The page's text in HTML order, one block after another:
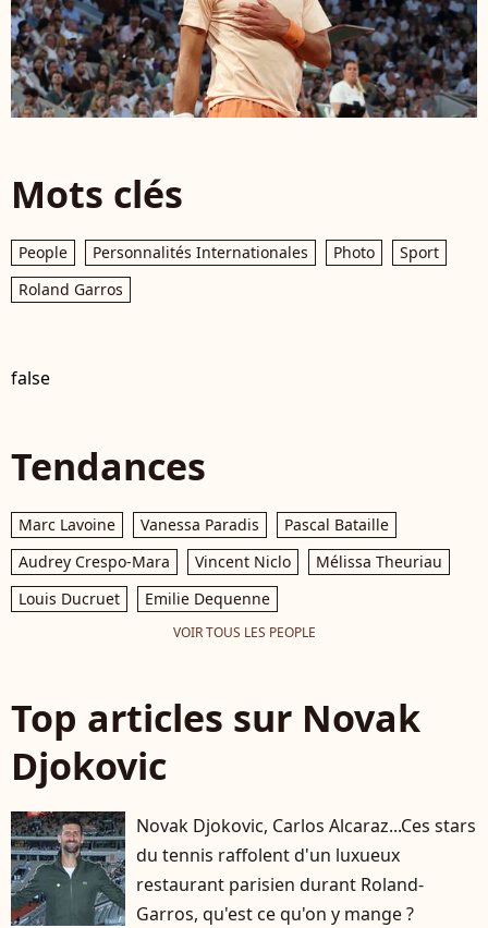
Mots clés
People Personnalités Internationales Photo
Sport
Roland Garros
false
Tendances
Marc Lavoine Vanessa Paradis
Pascal Bataille
Audrey Crespo-Mara
Vincent Niclo
Mélissa Theuriau
Louis Ducruet
Emilie Dequenne
VOIR TOUS LES PEOPLE
Top articles sur Novak
Djokovic
Novak Djokovic, Carlos Alcaraz...Ces stars
du tennis raffolent d'un luxueux
restaurant parisien durant Roland-
Garros, qu'est ce qu'on y mange ?